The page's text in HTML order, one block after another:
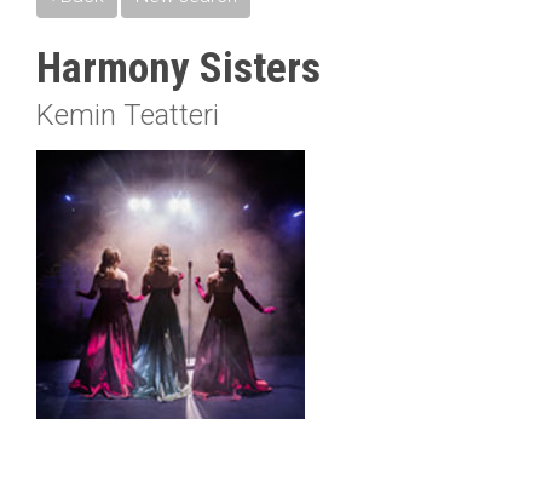
Harmony Sisters
Kemin Teatteri